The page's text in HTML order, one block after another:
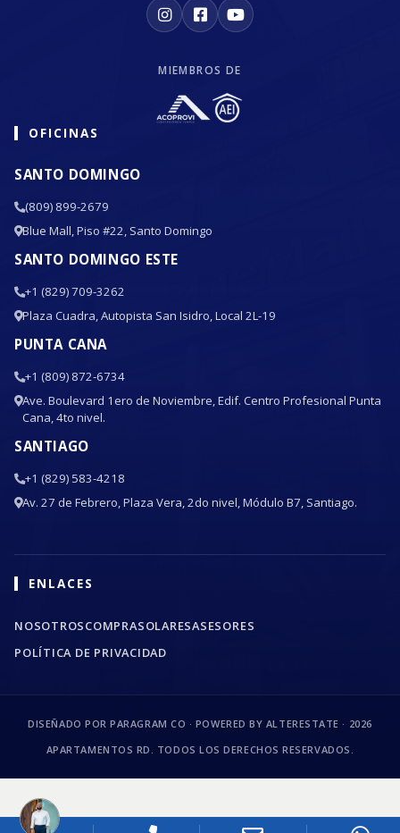
MIEMBROS DE
OFICINAS
SANTO DOMINGO
(809) 899-2679
Blue Mall, Piso #22, Santo Domingo
SANTO DOMINGO ESTE
+1 (829) 709-3262
Plaza Cuadra, Autopista San Isidro, Local 2L-19
PUNTA CANA
+1 (809) 872-6734
Ave. Boulevard 1ero de Noviembre, Edif. Centro Profesional Punta
Cana, 4to nivel.
SANTIAGO
+1 (829) 583-4218
Av. 27 de Febrero, Plaza Vera, 2do nivel, Módulo B7, Santiago.
ENLACES
NOSOTROSCOMPRASOLARESASESORES
POLÍTICA DE PRIVACIDAD
DISEÑADO POR PARAGRAM CO · POWERED BY ALTERESTATE · 2026
APARTAMENTOS RD. TODOS LOS DERECHOS RESERVADOS.